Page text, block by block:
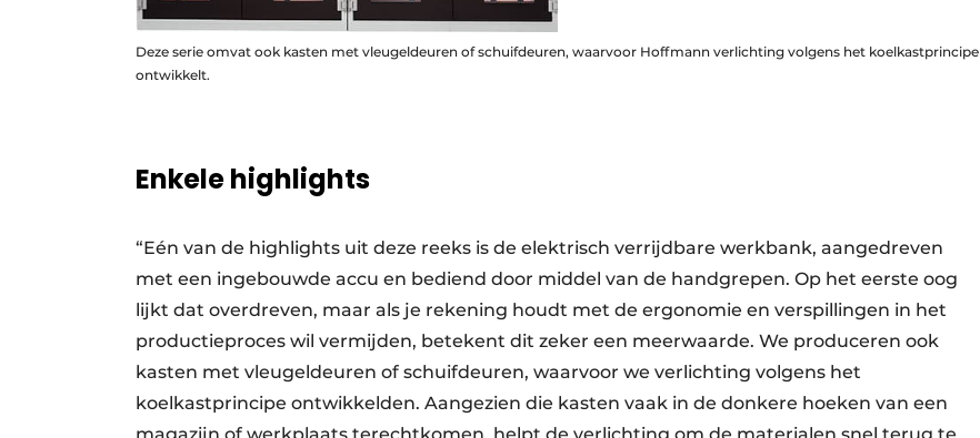
Deze serie omvat ook kasten met vleugeldeuren of schuifdeuren, waarvoor Hoffmann verlichting volgens het koelkastprincipe
ontwikkelt.
Enkele highlights
“Eén van de highlights uit deze reeks is de elektrisch verrijdbare werkbank, aangedreven
met een ingebouwde accu en bediend door middel van de handgrepen. Op het eerste oog
lijkt dat overdreven, maar als je rekening houdt met de ergonomie en verspillingen in het
productieproces wil vermijden, betekent dit zeker een meerwaarde. We produceren ook
kasten met vleugeldeuren of schuifdeuren, waarvoor we verlichting volgens het
koelkastprincipe ontwikkelden. Aangezien die kasten vaak in de donkere hoeken van een
magazijn of werkplaats terechtkomen, helpt de verlichting om de materialen snel terug te